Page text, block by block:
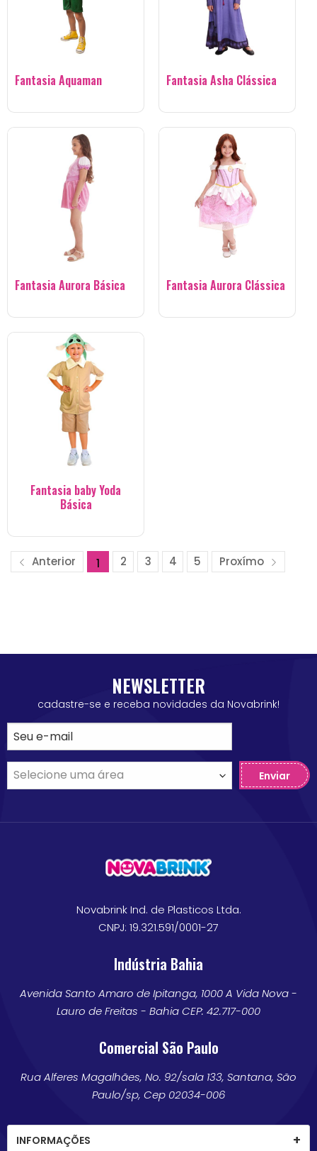
Fantasia Aquaman Fantasia Asha Clássica
Fantasia Aurora Básica Fantasia Aurora Clássica
Fantasia baby Yoda
Básica
Anterior 1 2 3 4 5 Proxímo
NEWSLETTER
cadastre-se e receba novidades da Novabrink!
Enviar
Novabrink Ind. de Plasticos Ltda.
CNPJ: 19.321.591/0001-27
Indústria Bahia
Avenida Santo Amaro de Ipitanga, 1000 A Vida Nova -
Lauro de Freitas - Bahia CEP: 42.717-000
Comercial São Paulo
Rua Alferes Magalhães, No. 92/sala 133, Santana, São
Paulo/sp, Cep 02034-006
INFORMAÇÕES